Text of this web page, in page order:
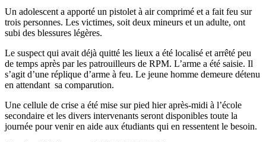
Un adolescent a apporté un pistolet à air comprimé et a fait feu sur
trois personnes. Les victimes, soit deux mineurs et un adulte, ont
subi des blessures légères.
Le suspect qui avait déjà quitté les lieux a été localisé et arrêté peu
de temps après par les patrouilleurs de RPM. L’arme a été saisie. Il
s’agit d’une réplique d’arme à feu. Le jeune homme demeure détenu
en attendant sa comparution.
Une cellule de crise a été mise sur pied hier après-midi à l’école
secondaire et les divers intervenants seront disponibles toute la
journée pour venir en aide aux étudiants qui en ressentent le besoin.